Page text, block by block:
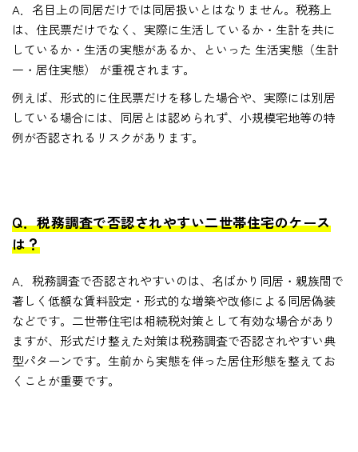
A．名目上の同居だけでは同居扱いとはなりません。税務上
は、住民票だけでなく、実際に生活しているか・生計を共に
しているか・生活の実態があるか、といった 生活実態（生計
一・居住実態） が重視されます。
例えば、形式的に住民票だけを移した場合や、実際には別居
している場合には、同居とは認められず、小規模宅地等の特
例が否認されるリスクがあります。
Q．税務調査で否認されやすい二世帯住宅のケース
は？
A．税務調査で否認されやすいのは、名ばかり同居・親族間で
著しく低額な賃料設定・形式的な増築や改修による同居偽装
などです。二世帯住宅は相続税対策として有効な場合があり
ますが、形式だけ整えた対策は税務調査で否認されやすい典
型パターンです。生前から実態を伴った居住形態を整えてお
くことが重要です。